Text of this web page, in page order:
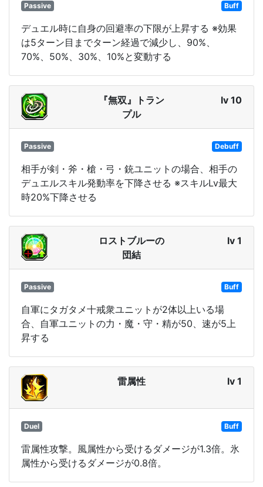
Passive Buff
デュエル時に自身の回避率の下限が上昇する ※効果
は5ターン目までターン経過で減少し、90%、
70%、50%、30%、10%と変動する
『無双』トラン
プル
lv 10
Passive Debuff
相手が剣・斧・槍・弓・銃ユニットの場合、相手の
デュエルスキル発動率を下降させる ※スキルLv最大
時20%下降させる
ロストブルーの
団結
lv 1
Passive Buff
自軍にタガタメ十戒衆ユニットが2体以上いる場
合、自軍ユニットの力・魔・守・精が50、速が5上
昇する
雷属性 lv 1
Duel Buff
雷属性攻撃。風属性から受けるダメージが1.3倍。氷
属性から受けるダメージが0.8倍。